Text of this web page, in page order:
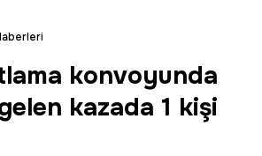
konvoyunda
kazada 1 kişi